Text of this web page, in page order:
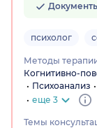
психолог
Методы
Когнитивно-
Психоанализ
еще 3
Темы